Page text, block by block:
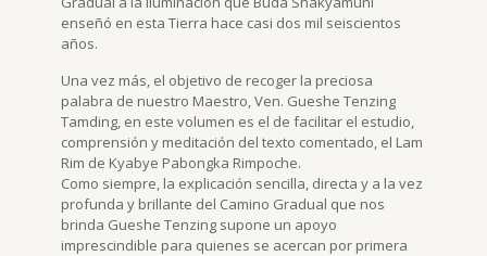
enseñó en esta Tierra hace casi dos mil seiscientos
años.
Una vez más, el objetivo de recoger la preciosa
palabra de nuestro Maestro, Ven. Gueshe Tenzing
Tamding, en este volumen es el de facilitar el estudio,
comprensión y meditación del texto comentado, el Lam
Rim de Kyabye Pabongka Rimpoche.
Como siempre, la explicación sencilla, directa y a la vez
profunda y brillante del Camino Gradual que nos
brinda Gueshe Tenzing supone un apoyo
imprescindible para quienes se acercan por primera